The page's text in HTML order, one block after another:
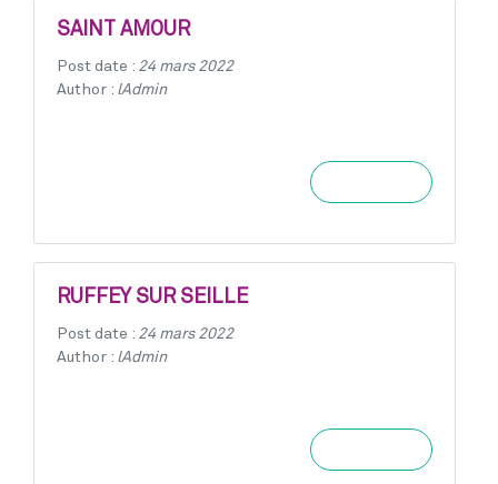
SAINT AMOUR
Post date : 24 mars 2022
Author : lAdmin
RUFFEY SUR SEILLE
Post date : 24 mars 2022
Author : lAdmin